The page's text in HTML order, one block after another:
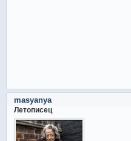
masyanya
Летописец